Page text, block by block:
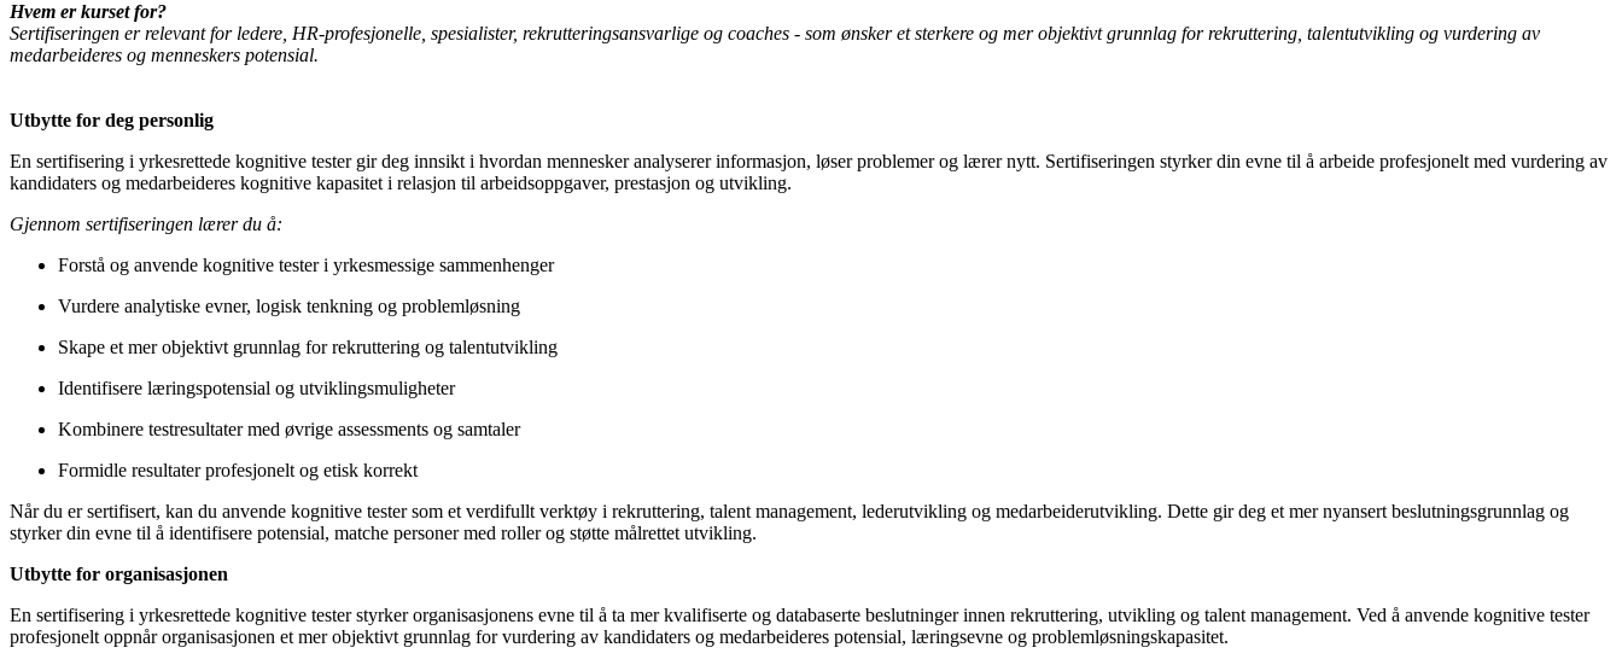
Hvem er kurset for?
Sertifiseringen er relevant for ledere, HR-profesjonelle, spesialister, rekrutteringsansvarlige og coaches - som ønsker et sterkere og mer objektivt grunnlag for rekruttering, talentutvikling og vurdering av
medarbeideres og menneskers potensial.
Utbytte for deg personlig
En sertifisering i yrkesrettede kognitive tester gir deg innsikt i hvordan mennesker analyserer informasjon, løser problemer og lærer nytt. Sertifiseringen styrker din evne til å arbeide profesjonelt med vurdering av
kandidaters og medarbeideres kognitive kapasitet i relasjon til arbeidsoppgaver, prestasjon og utvikling.
Gjennom sertifiseringen lærer du å:
Forstå og anvende kognitive tester i yrkesmessige sammenhenger
Vurdere analytiske evner, logisk tenkning og problemløsning
Skape et mer objektivt grunnlag for rekruttering og talentutvikling
Identifisere læringspotensial og utviklingsmuligheter
Kombinere testresultater med øvrige assessments og samtaler
Formidle resultater profesjonelt og etisk korrekt
Når du er sertifisert, kan du anvende kognitive tester som et verdifullt verktøy i rekruttering, talent management, lederutvikling og medarbeiderutvikling. Dette gir deg et mer nyansert beslutningsgrunnlag og
styrker din evne til å identifisere potensial, matche personer med roller og støtte målrettet utvikling.
Utbytte for organisasjonen
En sertifisering i yrkesrettede kognitive tester styrker organisasjonens evne til å ta mer kvalifiserte og databaserte beslutninger innen rekruttering, utvikling og talent management. Ved å anvende kognitive tester
profesjonelt oppnår organisasjonen et mer objektivt grunnlag for vurdering av kandidaters og medarbeideres potensial, læringsevne og problemløsningskapasitet.